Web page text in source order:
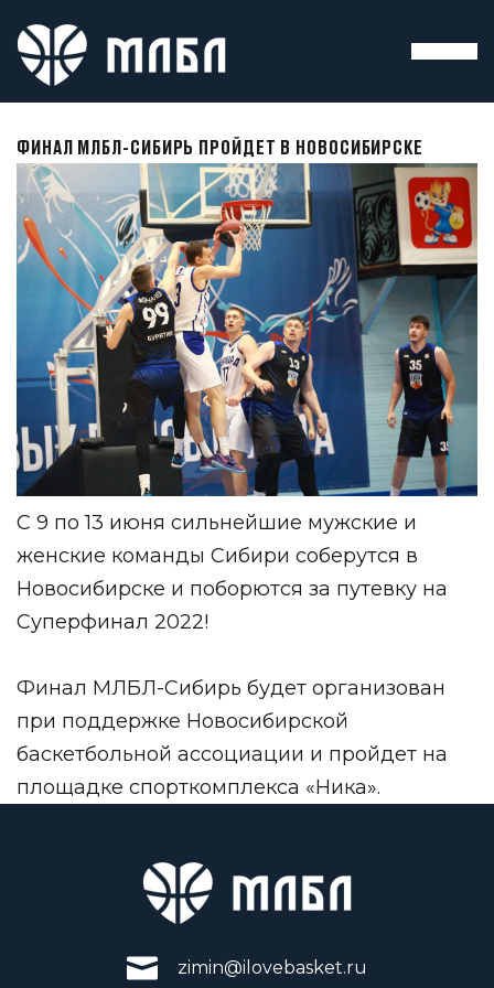
ФИНАЛ МЛБЛ-СИБИРЬ ПРОЙДЕТ В НОВОСИБИРСКЕ
С 9 по 13 июня сильнейшие мужские и
женские команды Сибири соберутся в
Новосибирске и поборются за путевку на
Суперфинал 2022!
Финал МЛБЛ-Сибирь будет организован
при поддержке Новосибирской
баскетбольной ассоциации и пройдет на
площадке спорткомплекса «Ника».
zimin@ilovebasket.ru